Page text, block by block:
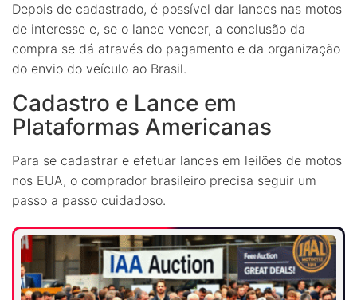
Depois de cadastrado, é possível dar lances nas motos
de interesse e, se o lance vencer, a conclusão da
compra se dá através do pagamento e da organização
do envio do veículo ao Brasil.
Cadastro e Lance em
Plataformas Americanas
Para se cadastrar e efetuar lances em leilões de motos
nos EUA, o comprador brasileiro precisa seguir um
passo a passo cuidadoso.